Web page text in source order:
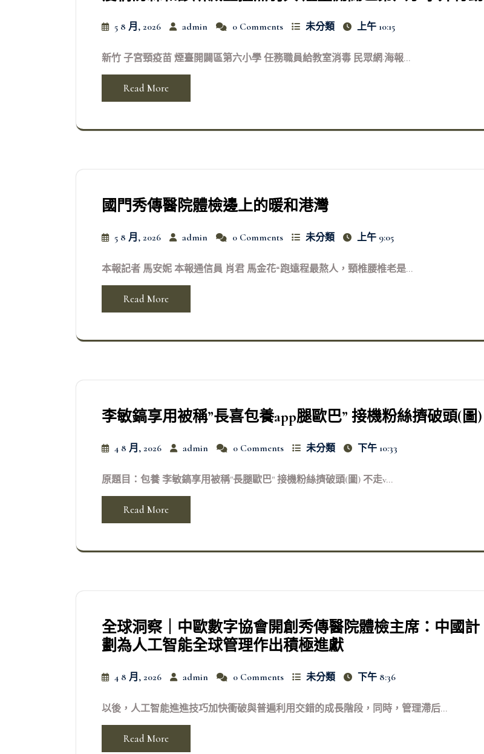
5 8 月, 2026 admin 0 Comments 未分類 上午 10:15
新竹 子宮頸疫苗 煙臺開闢區第六小學 任務職員給教室消毒 民眾網·海報...
Read More
國門秀傳醫院體檢邊上的暖和港灣
5 8 月, 2026 admin 0 Comments 未分類 上午 9:05
本報記者 馬安妮 本報通信員 肖君 馬金花“跑遠程最熬人，頸椎腰椎老是...
Read More
李敏鎬享用被稱”長喜包養app腿歐巴” 接機粉絲擠破頭(圖)
4 8 月, 2026 admin 0 Comments 未分類 下午 10:33
原題目：包養 李敏鎬享用被稱"長腿歐巴" 接機粉絲擠破頭(圖) 不走v...
Read More
全球洞察｜中歐數字協會開創秀傳醫院體檢主席：中國計
劃為人工智能全球管理作出積極進獻
4 8 月, 2026 admin 0 Comments 未分類 下午 8:36
以後，人工智能進進技巧加快衝破與普遍利用交錯的成長階段，同時，管理滯后...
Read More